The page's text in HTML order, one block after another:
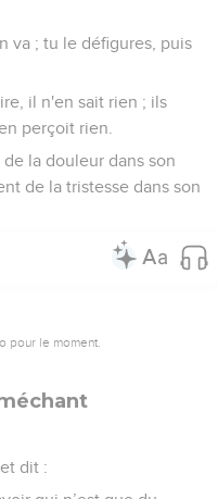
va ; tu le défigures, puis
il n'en sait rien ; ils
perçoit rien.
la douleur dans son
de la tristesse dans son
pour le moment.
dit :